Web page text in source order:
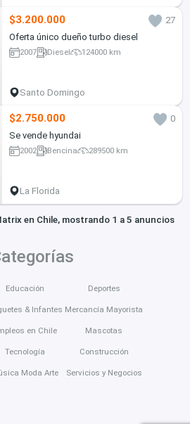
$3.200.000
27
Oferta único dueño turbo diesel
2007 Diesel 124000 km
Santo Domingo
$2.750.000
0
Se vende hyundai
2002 Bencina 289500 km
La Florida
en Chile, mostrando 1 a 5 anuncios
Educación
& Infantes
en Chile
Tecnología
Moda Arte
Deportes
Mercancía Mayorista
Mascotas
Construcción
Servicios y Negocios